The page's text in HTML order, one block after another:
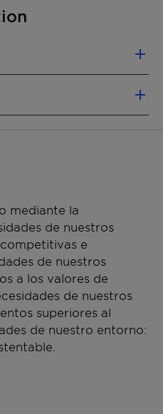
mediante la
de nuestros
e
de nuestros
a los valores de
de nuestros
superiores al
de nuestro entorno: